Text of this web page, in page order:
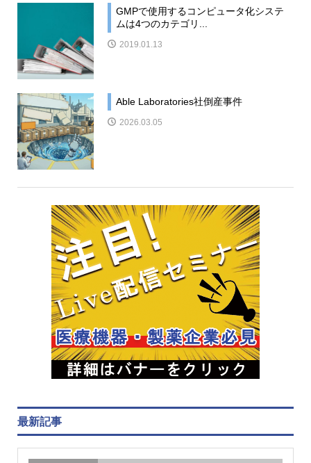
GMPで使用するコンピュータ化システ
ムは4つのカテゴリ...
2019.01.13
Able Laboratories社倒産事件
2026.03.05
最新記事